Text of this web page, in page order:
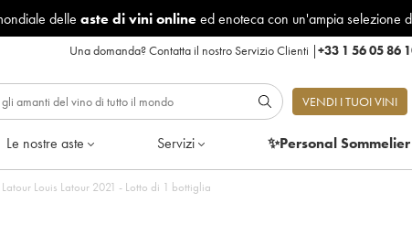
delle aste di vini onlineed enoteca con un'ampia selezione
Una domanda?Contatta il nostro Servizio Clienti |+33 1 56 05 86
VENDI I TUOI VINI
Le nostre aste Servizi ✨Personal Sommelier
Chambertin Grand Cru Cuvée Héritiers Latour Louis Latour 2021 - Lotto di 1 bottiglia